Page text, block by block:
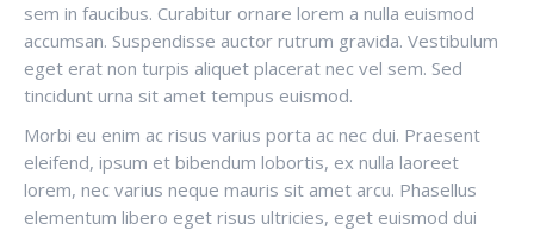
sem in faucibus. Curabitur ornare lorem a nulla euismod
accumsan. Suspendisse auctor rutrum gravida. Vestibulum
eget erat non turpis aliquet placerat nec vel sem. Sed
tincidunt urna sit amet tempus euismod.
Morbi eu enim ac risus varius porta ac nec dui. Praesent
eleifend, ipsum et bibendum lobortis, ex nulla laoreet
lorem, nec varius neque mauris sit amet arcu. Phasellus
elementum libero eget risus ultricies, eget euismod dui